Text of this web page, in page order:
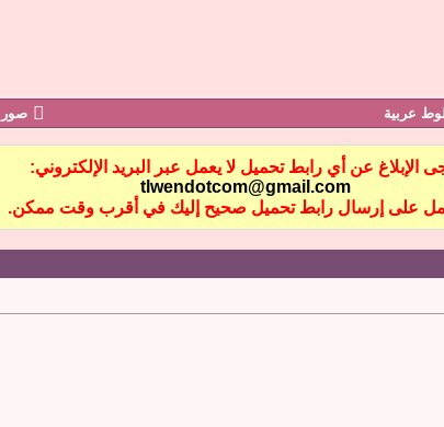
عربية صور
الإبلاغ عن أي رابط تحميل لا يعمل عبر البريد الإلكتروني:
tlwendotcom@gmail.com
على إرسال رابط تحميل صحيح إليك في أقرب وقت ممكن.